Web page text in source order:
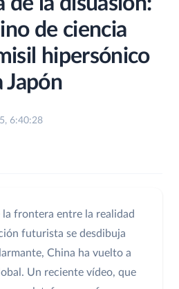
de ciencia
hipersónico
Japón
6:40:28
la frontera entre la realidad
futurista se desdibuja
China ha vuelto a
Un reciente vídeo, que